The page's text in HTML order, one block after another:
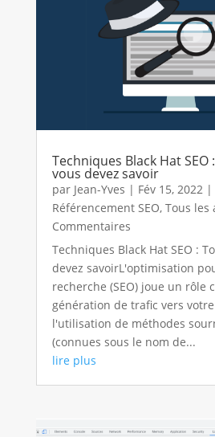
Techniques Black Hat SEO
vous devez savoir
par Jean-Yves | Fév 15, 2022|
Référencement SEO, Tous les
Commentaires
Techniques Black Hat SEO :
devez savoirL'optimisation
recherche (SEO) joue un rôle
génération de trafic vers
l'utilisation de méthodes
(connues sous le nom de...
lire plus